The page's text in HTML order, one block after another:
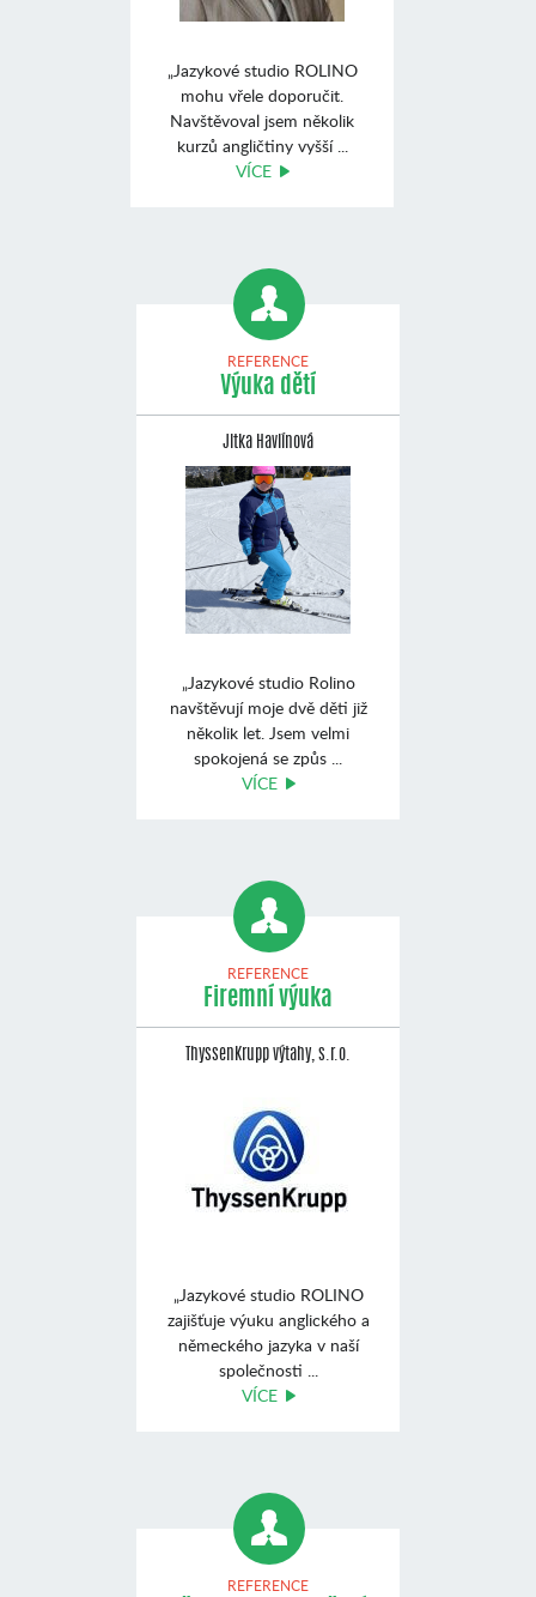
„Jazykové studio ROLINO
mohu vřele doporučit.
Navštěvoval jsem několik
kurzů angličtiny vyšší ...
VÍCE
REFERENCE
Výuka dětí
Jitka Havlínová
„Jazykové studio Rolino
navštěvují moje dvě děti již
několik let. Jsem velmi
spokojená se způs ...
VÍCE
REFERENCE
Firemní výuka
ThyssenKrupp výtahy, s.r.o.
„Jazykové studio ROLINO
zajišťuje výuku anglického a
německého jazyka v naší
společnosti ...
VÍCE
REFERENCE